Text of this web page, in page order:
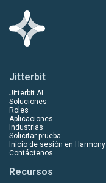
Jitterbit
Jitterbit AI
Soluciones
Roles
Aplicaciones
Industrias
Solicitar prueba
Inicio de sesión en Harmony
Contáctenos
Recursos